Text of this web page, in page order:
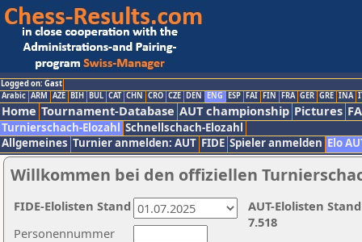
Logged on: Gast
Arabic ARM AZE BIH BUL CAT CHN CRO CZE DEN ENG ESP FAI FIN FRA GER GRE INA
Home Tournament-Database AUT championship Pictures
Turnierschach-Elozahl Schnellschach-Elozahl
Allgemeines Turnier anmelden: AUT FIDE Spieler anmelden Elo
Willkommen bei den offiziellen
Personennummer
AUT-Elolisten
7.518
FIDE-Elolisten Stand